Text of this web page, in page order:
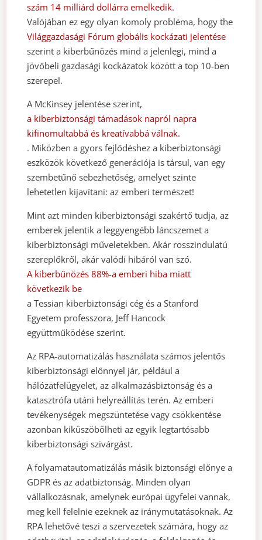
szám 14 milliárd dollárra emelkedik.
Valójában ez egy olyan komoly probléma, hogy the
Világgazdasági Fórum globális kockázati jelentése
szerint a kiberbűnözés mind a jelenlegi, mind a
jövőbeli gazdasági kockázatok között a top 10-ben
szerepel.
A McKinsey jelentése szerint,
a kiberbiztonsági támadások napról napra
kifinomultabbá és kreatívabbá válnak.
. Miközben a gyors fejlődéshez a kiberbiztonsági
eszközök következő generációja is társul, van egy
szembetűnő sebezhetőség, amelyet szinte
lehetetlen kijavítani: az emberi természet!
Mint azt minden kiberbiztonsági szakértő tudja, az
emberek jelentik a leggyengébb láncszemet a
kiberbiztonsági műveletekben. Akár rosszindulatú
szereplőkről, akár valódi hibáról van szó.
A kiberbűnözés 88%-a emberi hiba miatt
következik be
a Tessian kiberbiztonsági cég és a Stanford
Egyetem professzora, Jeff Hancock
együttműködése szerint.
Az RPA-automatizálás használata számos jelentős
kiberbiztonsági előnnyel jár, például a
hálózatfelügyelet, az alkalmazásbiztonság és a
katasztrófa utáni helyreállítás terén. Az emberi
tevékenységek megszüntetése vagy csökkentése
azonban kiküszöbölheti az egyik legtartósabb
kiberbiztonsági szivárgást.
A folyamatautomatizálás másik biztonsági előnye a
GDPR és az adatbiztonság. Minden olyan
vállalkozásnak, amelynek európai ügyfelei vannak,
meg kell felelnie ezeknek az iránymutatásoknak. Az
RPA lehetővé teszi a szervezetek számára, hogy az